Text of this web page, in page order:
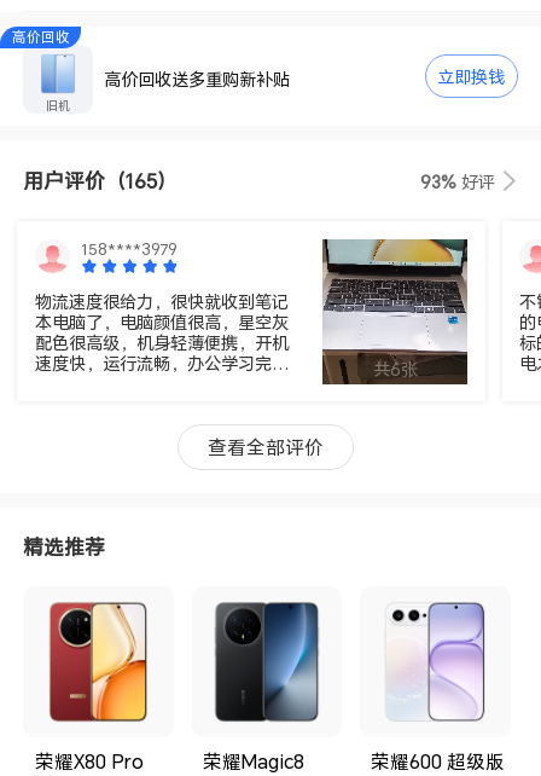
高价回收
旧机
高价回收送多重购新补贴 立即换钱
用户评价 （165） 93% 好评
158****3979
物流速度很给力，很快就收到笔记
本电脑了，电脑颜值很高，星空灰
配色很高级，机身轻薄便携，开机
速度快，运行流畅，办公学习完全
错，散热也可以，系统干净无捆
绑，配置和描述一致，是正品新
机，好评！荣耀笔记本做工扎实，
共6张
不
的
标
电
查看全部评价
精选推荐
荣耀X80 Pro
荣耀Magic8 荣耀600 超级版